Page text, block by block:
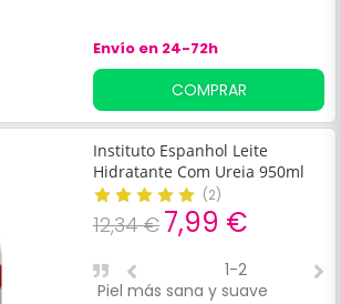
Envío en 24-72h
COMPRAR
Instituto Espanhol Leite
Hidratante Com Ureia 950ml
(2)
12,34 € 7,99 €
Piel más sana y suave
1-2